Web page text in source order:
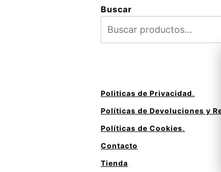
Buscar
Politicas de Privacidad.
Políticas de Devoluciones y
Políticas de Cookies.
Contacto
Tienda